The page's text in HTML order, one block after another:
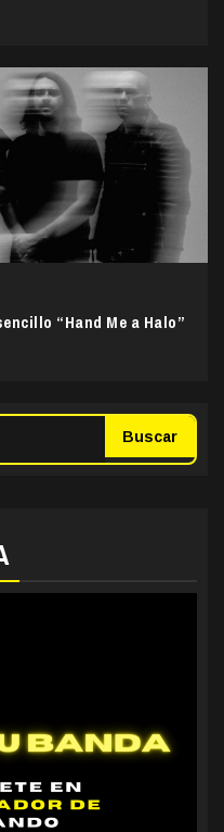
“Hand Me a Halo”
Buscar